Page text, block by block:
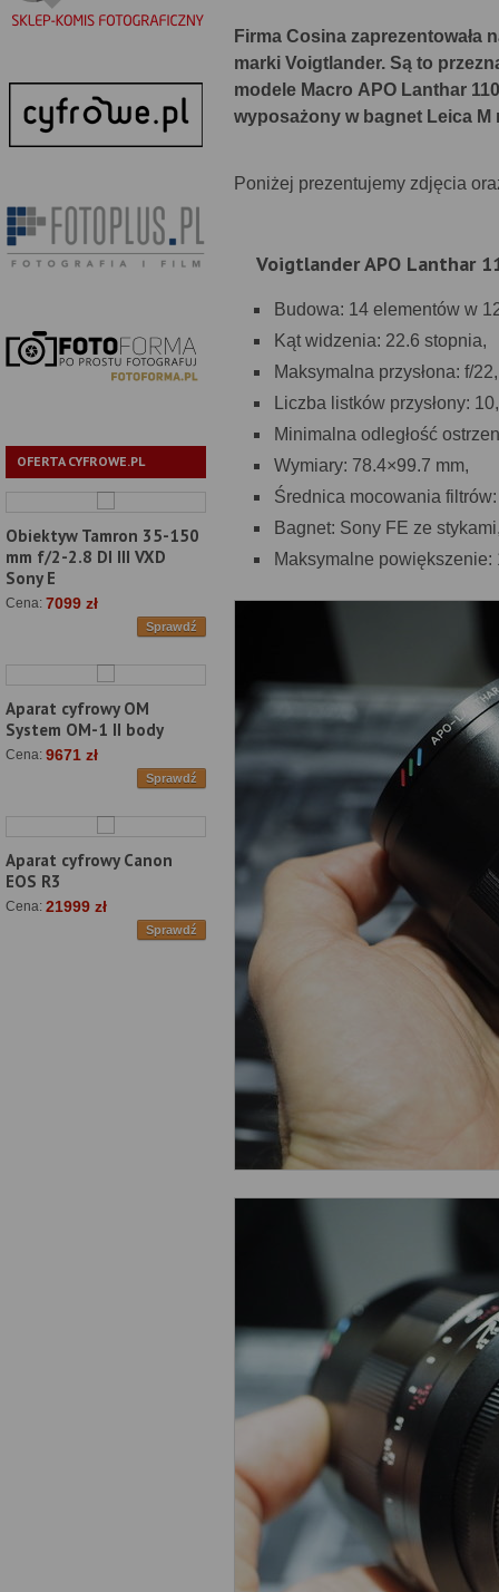
OFERTA CYFROWE.PL
Obiektyw Tamron 35-150
mm f/2-2.8 DI III VXD
Sony E
Cena: 7099 zł
Sprawdź
Aparat cyfrowy OM
System OM-1 II body
Cena: 9671 zł
Sprawdź
Aparat cyfrowy Canon
EOS R3
Cena: 21999 zł
Sprawdź
Firma Cosina
marki Voigtlander. Są to
modele Macro APO Lanthar
wyposażony w bagnet Leica M
Poniżej prezentujemy zdjęcia
Voigtlander APO Lanthar
Budowa: 14 elementów w
Kąt widzenia: 22.6 stopnia,
Maksymalna przysłona: f/22,
Liczba listków przysłony: 10,
Minimalna odległość
Wymiary: 78.4×99.7 mm,
Średnica mocowania
Bagnet: Sony FE ze
Maksymalne powiększenie: